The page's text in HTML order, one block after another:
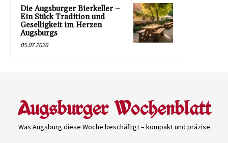
Die Augsburger Bierkeller –
Ein Stück Tradition und
Geselligkeit im Herzen
Augsburgs
05.07.2026
Was Augsburg diese Woche beschäftigt – kompakt und präzise